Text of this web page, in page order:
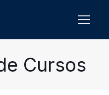
Cursos